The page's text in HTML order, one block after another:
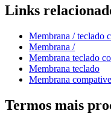
Links
Membrana / teclado
Membrana /
Membrana teclado
Membrana teclado
Membrana
Termos mais